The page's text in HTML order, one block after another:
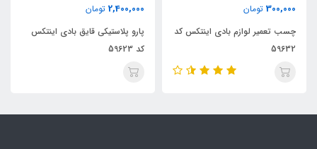
300,000 تومان
چسب تعمیر لوازم بادی اینتکس کد
59632
2,400,000 تومان
پارو پلاستیکی قایق بادی اینتکس
کد 59623